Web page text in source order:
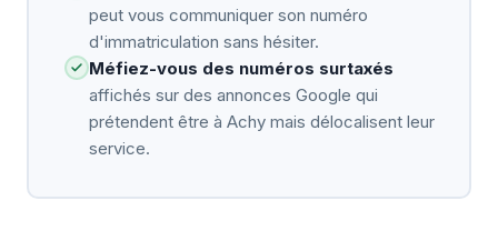
peut vous communiquer son numéro
d'immatriculation sans hésiter.
Méfiez-vous des numéros surtaxés
affichés sur des annonces Google qui
prétendent être à Achy mais délocalisent leur
service.